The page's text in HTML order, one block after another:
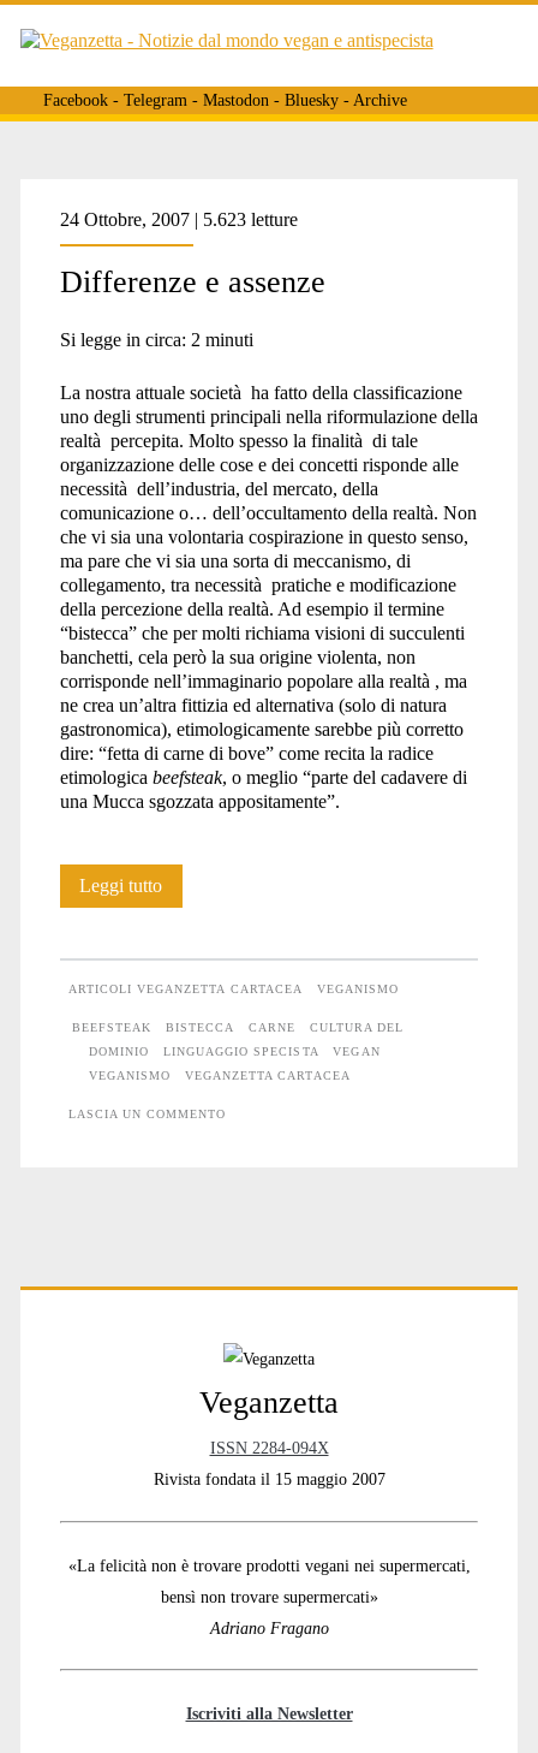
Facebook- Telegram- Mastodon- Bluesky- Archive
Tag:
<span>bistecca</span>
24 Ottobre, 2007 | 5.623 letture
Differenze e assenze
Si legge in circa: 2 minuti
La nostra attuale società ha fatto della classificazione
uno degli strumenti principali nella riformulazione della
realtà percepita. Molto spesso la finalità di tale
organizzazione delle cose e dei concetti risponde alle
necessità dell’industria, del mercato, della
comunicazione o… dell’occultamento della realtà. Non
che vi sia una volontaria cospirazione in questo senso,
ma pare che vi sia una sorta di meccanismo, di
collegamento, tra necessità pratiche e modificazione
della percezione della realtà. Ad esempio il termine
“bistecca” che per molti richiama visioni di succulenti
banchetti, cela però la sua origine violenta, non
corrisponde nell’immaginario popolare alla realtà , ma
ne crea un’altra fittizia ed alternativa (solo di natura
gastronomica), etimologicamente sarebbe più corretto
dire: “fetta di carne di bove” come recita la radice
etimologica beefsteak, o meglio “parte del cadavere di
una Mucca sgozzata appositamente”.
Leggi tuttoDifferenze
ARTICOLI VEGANZETTA CARTACEA VEGANISMO
BEEFSTEAK BISTECCA CARNE
CULTURA DEL
DOMINIO
LINGUAGGIO SPECISTA
VEGAN
VEGANISMO
VEGANZETTA CARTACEA
LASCIA UN COMMENTO
Primary
Veganzetta
ISSN 2284-094X
Rivista fondata il 15 maggio 2007
«La felicità non è trovare prodotti vegani nei supermercati,
bensì non trovare supermercati»
Adriano Fragano
Iscriviti alla Newsletter